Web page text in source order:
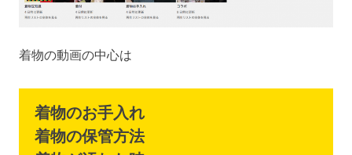
着物の動画の中心は
着物のお手入れ
着物の保管方法